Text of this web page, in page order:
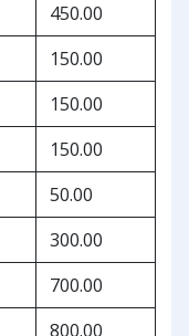
450.00
150.00
150.00
150.00
50.00
300.00
700.00
800.00